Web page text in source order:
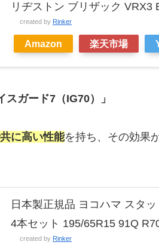
リヂストン ブリザック VRX3
created by Rinker
Amazon 楽天市場
ガード7（IG70）」
に高い性能を持ち、その効果
日本製正規品 ヨコハマ スタ
4本セット 195/65R15 91Q
created by Rinker